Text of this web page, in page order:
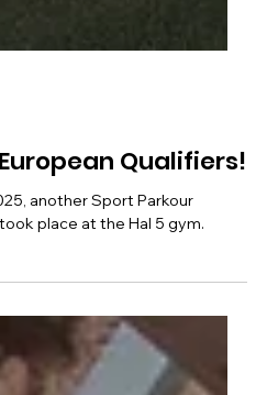
Qualifiers!